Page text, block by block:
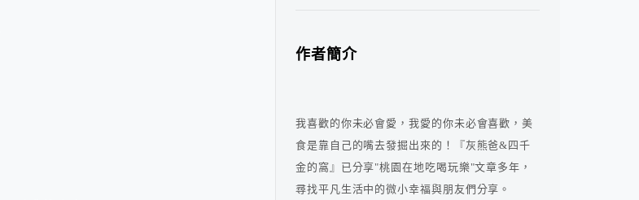
作者簡介
我喜歡的你未必會愛，我愛的你未必會喜歡，美
食是靠自己的嘴去發掘出來的！『灰熊爸&四千
金的窩』已分享"桃園在地吃喝玩樂"文章多年，
尋找平凡生活中的微小幸福與朋友們分享。